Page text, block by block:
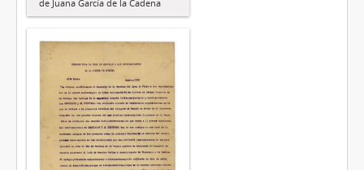
de Juana García de la Cadena